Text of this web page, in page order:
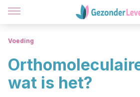
Voeding
wat is het?